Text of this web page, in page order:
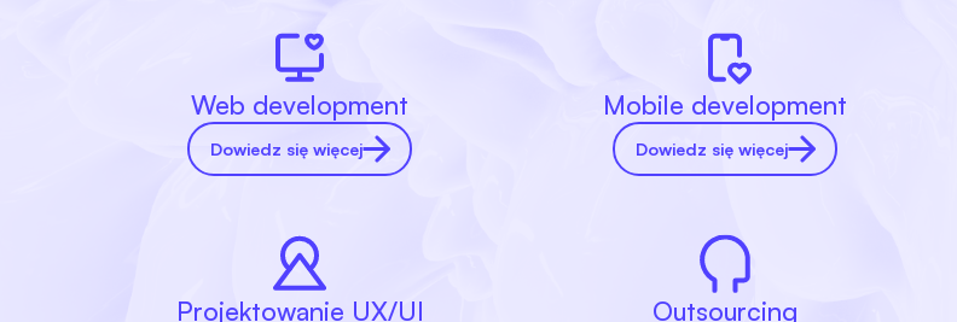
Web development
Dowiedz się więcej
Mobile development
Dowiedz się więcej
Projektowanie UX/UI Outsourcing